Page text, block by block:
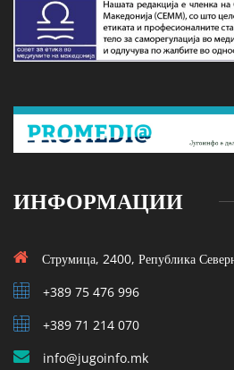
ИНФОРМАЦИИ
Струмица, 2400, Република
+389 75 476 996
+389 71 214 070
info@jugoinfo.mk